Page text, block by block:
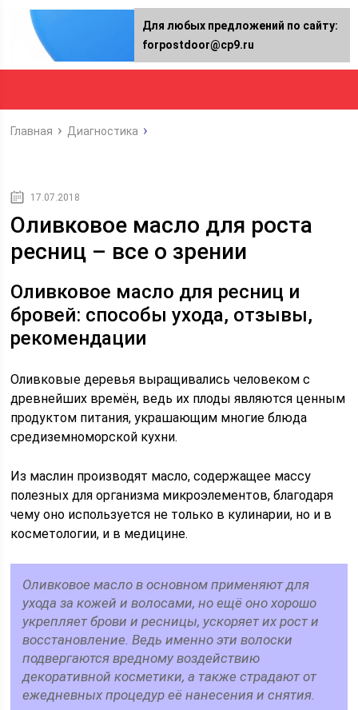
Главная Диагностика
17.07.2018
Оливковое масло для роста
ресниц – все о зрении
Оливковое масло для ресниц и
бровей: способы ухода, отзывы,
рекомендации
Оливковые деревья выращивались человеком с
древнейших времён, ведь их плоды являются ценным
продуктом питания, украшающим многие блюда
средиземноморской кухни.
Из маслин производят масло, содержащее массу
полезных для организма микроэлементов, благодаря
чему оно используется не только в кулинарии, но и в
косметологии, и в медицине.
Оливковое масло в основном применяют для
ухода за кожей и волосами, но ещё оно хорошо
укрепляет брови и ресницы, ускоряет их рост и
восстановление. Ведь именно эти волоски
подвергаются вредному воздействию
декоративной косметики, а также страдают от
ежедневных процедур её нанесения и снятия.
Для любых предложений по сайту:
forpostdoor@cp9.ru